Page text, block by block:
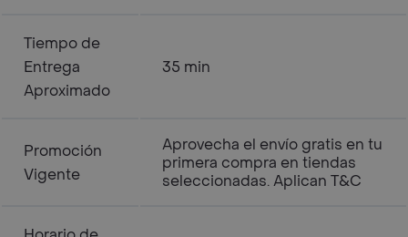
Tiempo de
Entrega
Aproximado
35 min
Promoción
Vigente
Aprovecha el envío gratis en tu
primera compra en tiendas
seleccionadas. Aplican T&C